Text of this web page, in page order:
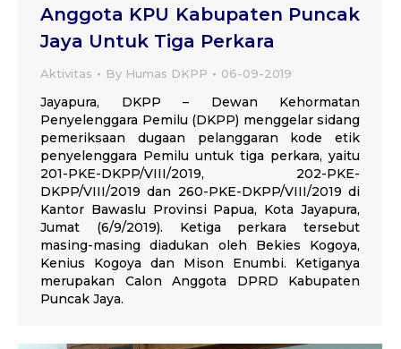
Anggota KPU Kabupaten Puncak
Jaya Untuk Tiga Perkara
Aktivitas By Humas DKPP 06-09-2019
Jayapura, DKPP – Dewan Kehormatan
Penyelenggara Pemilu (DKPP) menggelar sidang
pemeriksaan dugaan pelanggaran kode etik
penyelenggara Pemilu untuk tiga perkara, yaitu
201-PKE-DKPP/VIII/2019, 202-PKE-
DKPP/VIII/2019 dan 260-PKE-DKPP/VIII/2019 di
Kantor Bawaslu Provinsi Papua, Kota Jayapura,
Jumat (6/9/2019). Ketiga perkara tersebut
masing-masing diadukan oleh Bekies Kogoya,
Kenius Kogoya dan Mison Enumbi. Ketiganya
merupakan Calon Anggota DPRD Kabupaten
Puncak Jaya.